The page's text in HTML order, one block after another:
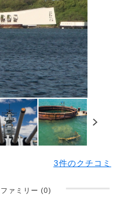
3件のクチコミ
ファミリー (0)